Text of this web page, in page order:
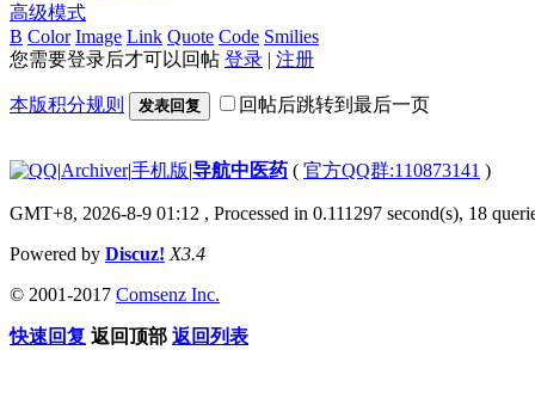
高级模式
B Color Image Link Quote Code Smilies
您需要登录后才可以回帖 登录 | 注册
本版积分规则 发表回复 回帖后跳转到最后一页
|Archiver|手机版|导航中医药 ( 官方QQ群:110873141 )
GMT+8, 2026-8-9 01:12 , Processed in 0.111297 second(s), 18
Powered by Discuz! X3.4
© 2001-2017 Comsenz Inc.
快速回复 返回顶部 返回列表